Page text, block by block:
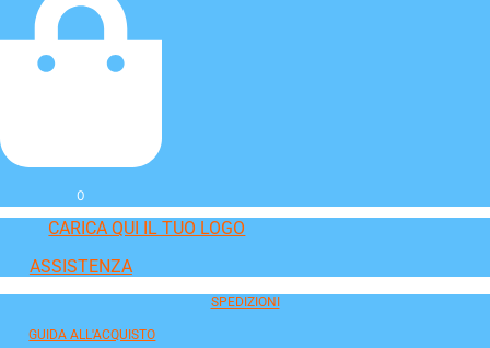
0
CARICA QUI IL TUO LOGO
ASSISTENZA
SPEDIZIONI
GUIDA ALL'ACQUISTO